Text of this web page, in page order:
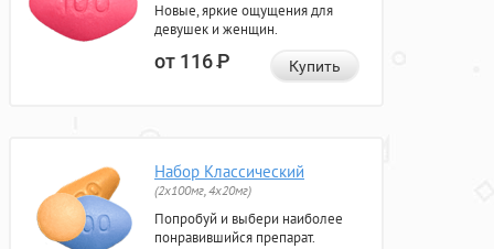
Новые, яркие ощущения для
девушек и женщин.
от 116Р Купить
Набор Классический
(2x100мг, 4x20мг)
Попробуй и выбери наиболее
понравившийся препарат.